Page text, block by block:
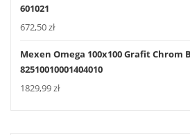
601021
672,50zł
Mexen Omega 100x100 Grafit Chrom
82510010001404010
1829,99zł